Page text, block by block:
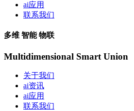
ai应用
联系我们
多维 智能 物联
Multidimensional Smart Union
关于我们
ai资讯
ai应用
联系我们